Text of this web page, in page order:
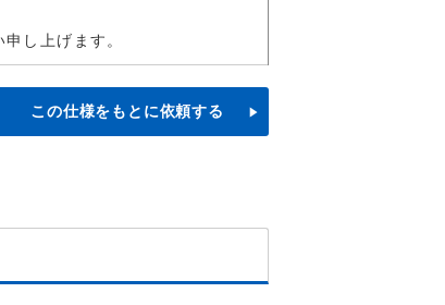
し上げます。
この仕様をもとに依頼する